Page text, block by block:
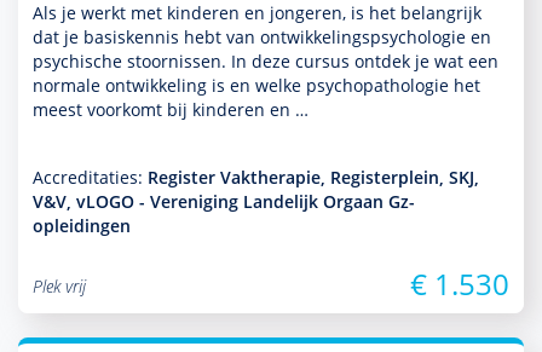
Als je werkt met kin­de­ren en jongeren, is het belang­rijk
dat je basis­kennis hebt van ont­wikke­lingspsycho­logie en
psychische stoor­nissen. In deze cursus ontdek je wat een
normale ont­wikke­ling is en welke psycho­patho­logie het
meest voorkomt bij kin­de­ren en …
Accreditaties: Register Vaktherapie, Registerplein, SKJ,
V&V, vLOGO - Vereniging Landelijk Orgaan Gz-
opleidingen
Plek vrij € 1.530